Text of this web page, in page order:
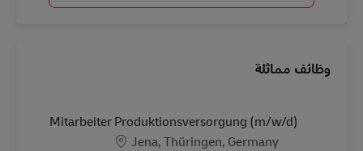
وظائف مماثلة
Mitarbeiter Produktionsversorgung (m/w/d)
الموقع
Jena, Thüringen, Germany